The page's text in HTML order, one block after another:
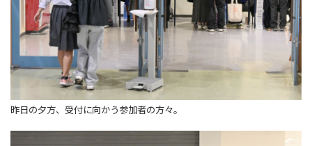
昨日の夕方、受付に向かう参加者の方々。